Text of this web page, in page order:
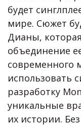
будет
мире. Сюжет
Дианы,
объединение
современного
использовать
разработку
уникальные
их истории.